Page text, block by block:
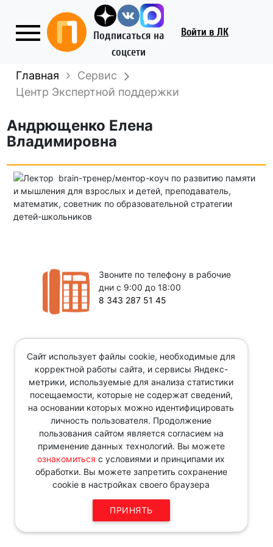
Подписаться на
соцсети
Войти в ЛК
Главная
Сервис
Центр Экспертной поддержки
Андрющенко Елена
Владимировна
brain-тренер/ментор-коуч по развитию памяти
и мышления для взрослых и детей, преподаватель,
математик, советник по образовательной стратегии
детей-школьников
Сайт использует файлы cookie, необходимые для
корректной работы сайта, и сервисы Яндекс-
метрики, используемые для анализа статистики
посещаемости, которые не содержат сведений,
на основании которых можно идентифицировать
личность пользователя. Продолжение
пользования сайтом является согласием на
применение данных технологий. Вы можете
ознакомиться с условиями и принципами их
обработки. Вы можете запретить сохранение
cookie в настройках своего браузера
ПРИНЯТЬ
Звоните по телефону в рабочие
дни с 9:00 до 18:00
8 343 287 51 45